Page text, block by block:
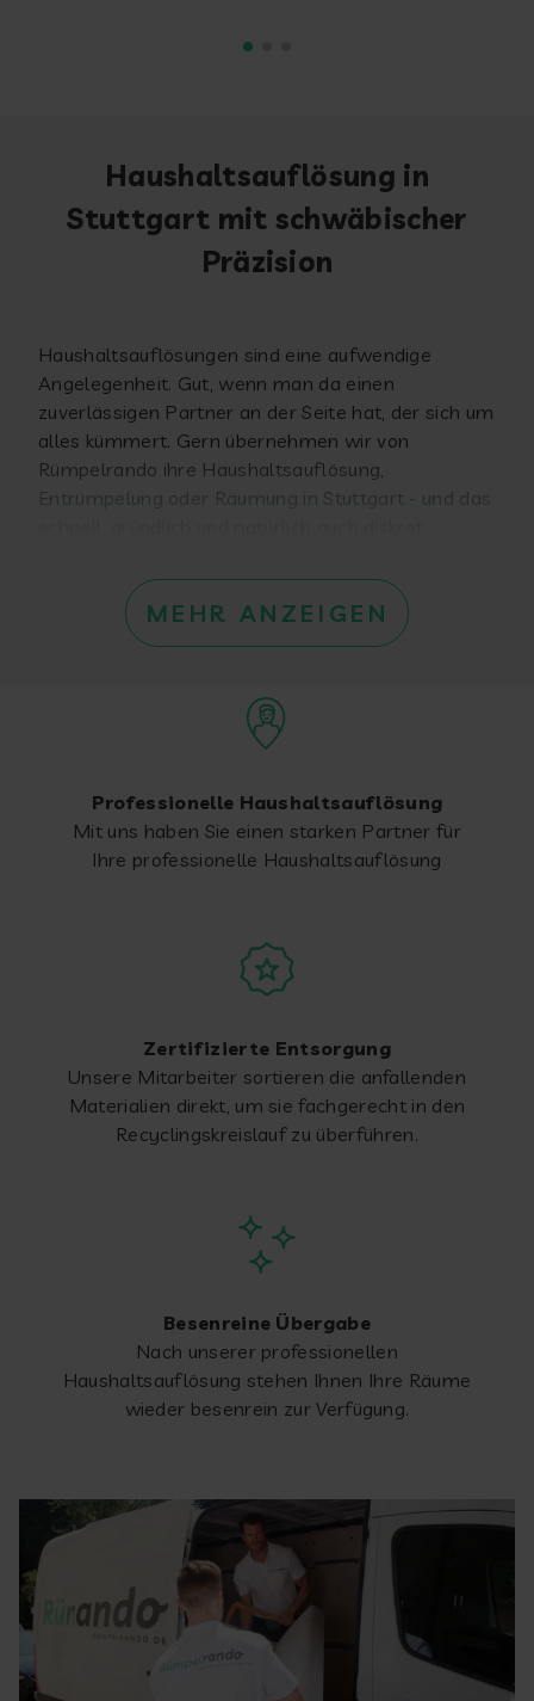
Haushaltsauflösung in
Stuttgart mit schwäbischer
Präzision
Haushaltsauflösungen sind eine aufwendige
Angelegenheit. Gut, wenn man da einen
zuverlässigen Partner an der Seite hat, der sich um
alles kümmert. Gern übernehmen wir von
Rümpelrando ihre Haushaltsauflösung,
Entrümpelung oder Räumung in Stuttgart - und das
MEHR ANZEIGEN
Professionelle Haushaltsauflösung
Mit uns haben Sie einen starken Partner für
Ihre professionelle Haushaltsauflösung
Zertifizierte Entsorgung
Unsere Mitarbeiter sortieren die anfallenden
Materialien direkt, um sie fachgerecht in den
Recyclingskreislauf zu überführen.
Besenreine Übergabe
Nach unserer professionellen
Haushaltsauflösung stehen Ihnen Ihre Räume
wieder besenrein zur Verfügung.